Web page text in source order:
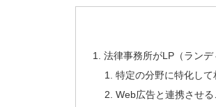
法律事務所がLP（ラン
特定の分野に特化し
Web広告と連携させ